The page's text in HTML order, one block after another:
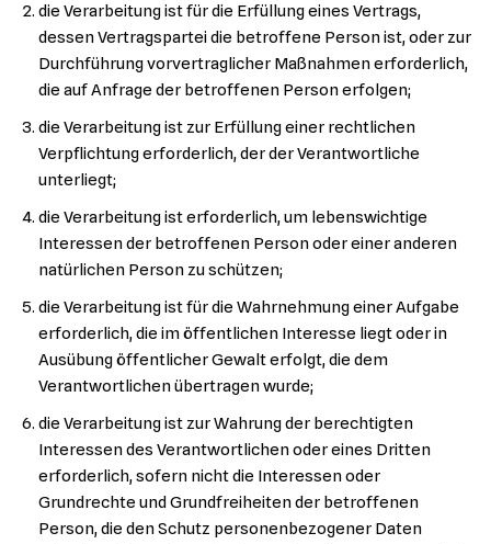
die Verarbeitung ist für die Erfüllung eines Vertrags,
dessen Vertragspartei die betroffene Person ist, oder zur
Durchführung vorvertraglicher Maßnahmen erforderlich,
die auf Anfrage der betroffenen Person erfolgen;
die Verarbeitung ist zur Erfüllung einer rechtlichen
Verpflichtung erforderlich, der der Verantwortliche
unterliegt;
die Verarbeitung ist erforderlich, um lebenswichtige
Interessen der betroffenen Person oder einer anderen
natürlichen Person zu schützen;
die Verarbeitung ist für die Wahrnehmung einer Aufgabe
erforderlich, die im öffentlichen Interesse liegt oder in
Ausübung öffentlicher Gewalt erfolgt, die dem
Verantwortlichen übertragen wurde;
die Verarbeitung ist zur Wahrung der berechtigten
Interessen des Verantwortlichen oder eines Dritten
erforderlich, sofern nicht die Interessen oder
Grundrechte und Grundfreiheiten der betroffenen
Person, die den Schutz personenbezogener Daten